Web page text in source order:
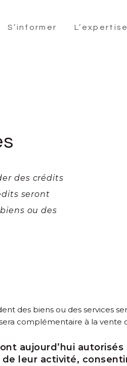
S’informer L’expertise
des crédits
seront
ou des
des biens ou des services
complémentaire à la vente
aujourd’hui
leur activité,